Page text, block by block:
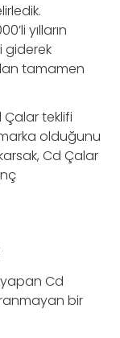
yılların
giderek
tamamen
Çalar teklifi
olduğunu
Cd Çalar
yapan Cd
bir